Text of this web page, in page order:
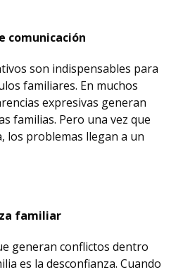
comunicación
son indispensables para
familiares. En muchos
expresivas generan
familias. Pero una vez que
los problemas llegan a un
familiar
generan conflictos dentro
es la desconfianza. Cuando